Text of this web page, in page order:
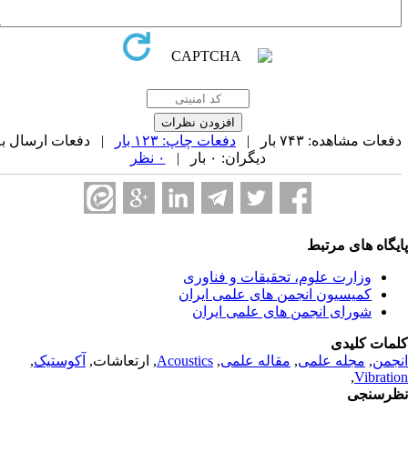
مشاهده: ۷۴۳ بار | دفعات چاپ: ۱۲۳ بار
| دفعات ارسال به
دیگران: ۰ بار |
های مرتبط
وزارت علوم، تحقیقات و فناوری
کمیسیون انجمن های علمی ایران
شورای انجمن های علمی ایران
کلیدی
,مجله علمی, مقاله علمی,
Acoustics, ارتعاشات,آکوستیک,
,